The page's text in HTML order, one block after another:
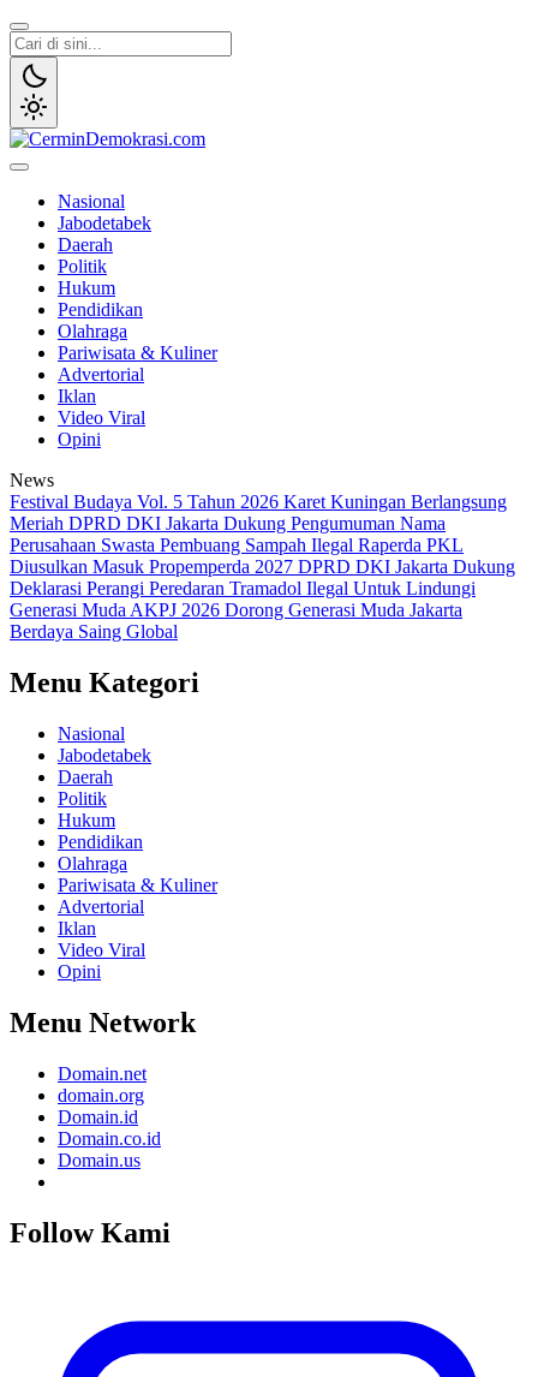
Lewati
ke
konten
Nasional
Jabodetabek
Daerah
Politik
Hukum
Pendidikan
Olahraga
Pariwisata & Kuliner
Advertorial
Iklan
Video Viral
Opini
News
Festival Budaya Vol. 5 Tahun 2026 Karet Kuningan Berlangsung
Meriah DPRD DKI Jakarta Dukung Pengumuman Nama
Perusahaan Swasta Pembuang Sampah Ilegal Raperda PKL
Diusulkan Masuk Propemperda 2027 DPRD DKI Jakarta Dukung
Deklarasi Perangi Peredaran Tramadol Ilegal Untuk Lindungi
Generasi Muda AKPJ 2026 Dorong Generasi Muda Jakarta
Berdaya Saing Global
Menu Kategori
Nasional
Jabodetabek
Daerah
Politik
Hukum
Pendidikan
Olahraga
Pariwisata & Kuliner
Advertorial
Iklan
Video Viral
Opini
Menu Network
Domain.net
domain.org
Domain.id
Domain.co.id
Domain.us
Follow Kami